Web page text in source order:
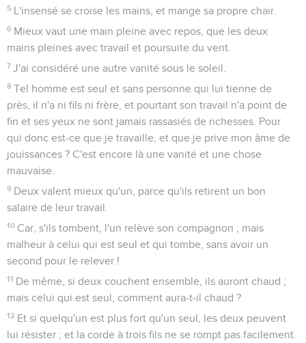
5 L'insensé se croise les mains, et mange sa propre chair.
6 Mieux vaut une main pleine avec repos, que les deux
mains pleines avec travail et poursuite du vent.
7 J'ai considéré une autre vanité sous le soleil.
8 Tel homme est seul et sans personne qui lui tienne de
près, il n'a ni fils ni frère, et pourtant son travail n'a point de
fin et ses yeux ne sont jamais rassasiés de richesses. Pour
qui donc est-ce que je travaille, et que je prive mon âme de
jouissances ? C'est encore là une vanité et une chose
mauvaise.
9 Deux valent mieux qu'un, parce qu'ils retirent un bon
salaire de leur travail.
10 Car, s'ils tombent, l'un relève son compagnon ; mais
malheur à celui qui est seul et qui tombe, sans avoir un
second pour le relever !
11 De même, si deux couchent ensemble, ils auront chaud ;
mais celui qui est seul, comment aura-t-il chaud ?
12 Et si quelqu'un est plus fort qu'un seul, les deux peuvent
lui résister ; et la corde à trois fils ne se rompt pas facilement.